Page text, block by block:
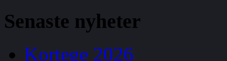
Senaste nyheter
Kortege 2026